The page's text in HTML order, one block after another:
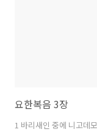
요한복음 3장
1 바리새인 중에 니고데